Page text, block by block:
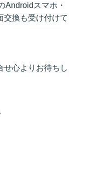
Androidスマホ・
交換も受け付けて
せ心よりお待ちし